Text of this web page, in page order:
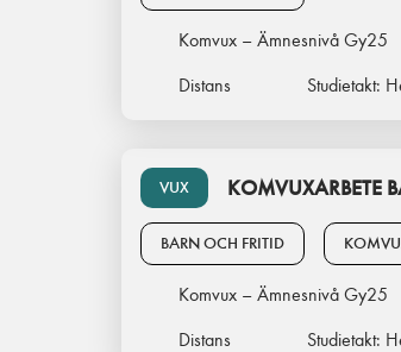
Komvux – Ämnesnivå Gy25
Distans
Studietakt:
VUX KOMVUXARBETE
BARN OCH FRITID
Komvux – Ämnesnivå Gy25
Distans
Studietakt: